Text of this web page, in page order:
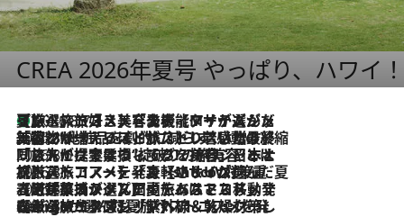
CREA 2026年夏号 やっぱり、ハワイ
2026.8.7
【厳選旅コスメ】「多機能アイテムがメイン！」旅好き美容エディターが選んだ夏旅ベストコスメを発表【Mサイズジップ】
2026.8.6
「荷物が増えるほど旅ストレスは増す」美容ジャーナリストがたどり着いた最終結論。“化粧品を劇的に減らす”感動の凝縮美容とは
2026.8.6
「旅先には金髪ウィッグを持参」日本と同じメイクでは損してる!? 美容ジャーナリストが提案する“掟破りの旅美容”とは
2026.8.6
【厳選旅コスメ】「身軽さ＆UV対策重視！」ヘアアーティストshucoが選んだ夏旅ベストコスメを発表【Mサイズジップ】
2026.8.5
【厳選旅コスメ】国内をあちこち移動する河井菜摘が選んだ夏旅ベストコスメ発表！「リラックスアイテムはマスト」【Mサイズジップ】
2026.8.4
【厳選旅コスメ】「紫外線＆乾燥対策しながらメイク感も！」ヘア＆メイクGeorgeが選んだ夏旅ベストコスメを発表！【Mサイズジップ】